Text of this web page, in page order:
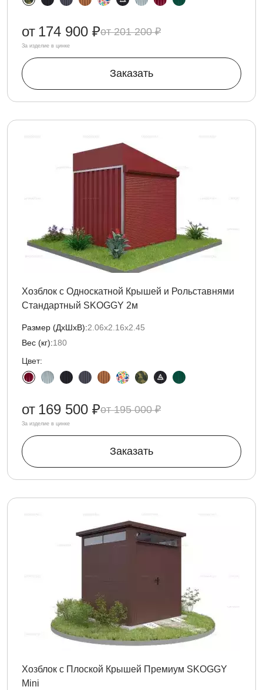
201 200 ₽
от 174 900 ₽
За изделие в цинке
Заказать
Хозблок с Односкатной Крышей и Рольставнями
Стандартный SKOGGY 2м
Размер (ДxШxВ):2.06х2.16х2.45
Вес (кг):180
Цвет:
195 000 ₽
от 169 500 ₽
За изделие в цинке
Заказать
Хозблок с Плоской Крышей Премиум SKOGGY
Mini